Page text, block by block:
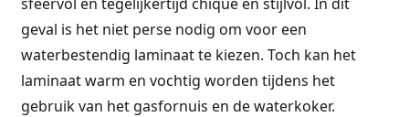
geval is het niet perse nodig om voor een
waterbestendig laminaat te kiezen. Toch kan het
laminaat warm en vochtig worden tijdens het
gebruik van het gasfornuis en de waterkoker.